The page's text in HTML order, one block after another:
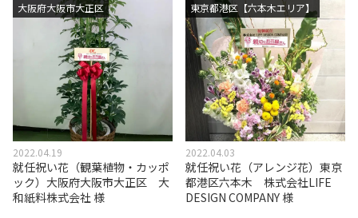
大阪府大阪市大正区
2022.04.19
就任祝い花（観葉植物・カッポ
ック）大阪府大阪市大正区 大
和紙料株式会社 様
東京都港区【六本木エリア】
2022.04.03
就任祝い花（アレンジ花）東京
都港区六本木 株式会社LIFE
DESIGN COMPANY 様